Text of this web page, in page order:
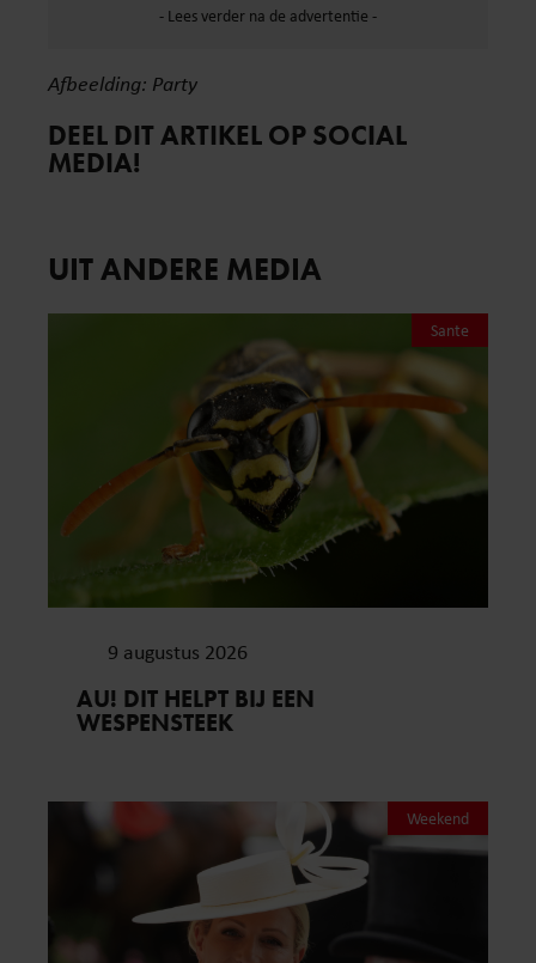
Afbeelding: Party
DEEL DIT ARTIKEL OP SOCIAL
MEDIA!
UIT ANDERE MEDIA
Sante
9 augustus 2026
AU! DIT HELPT BIJ EEN
WESPENSTEEK
Weekend